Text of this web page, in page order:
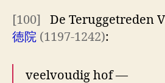
[100] De Teruggetreden
徳院 (1197-1242):
veelvoudig hof —